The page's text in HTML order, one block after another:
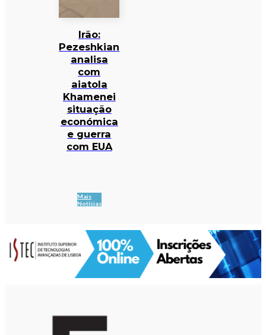
Irão:
Pezeshkian
analisa
com
aiatola
Khamenei
situação
económica
e guerra
com EUA
Mais
Notícias